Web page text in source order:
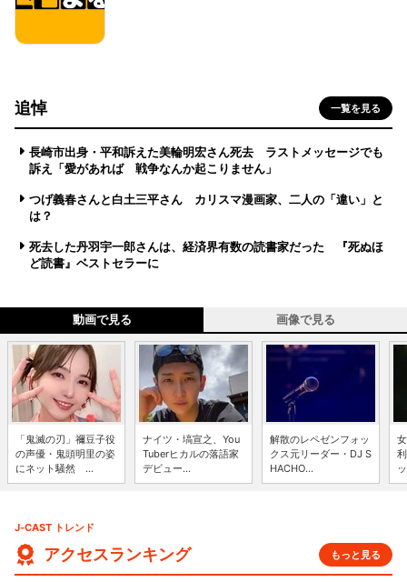
追悼 一覧を見る
長崎市出身・平和訴えた美輪明宏さん死去 ラストメッセージでも
訴え「愛があれば 戦争なんか起こりません」
つげ義春さんと白土三平さん カリスマ漫画家、二人の「違い」と
は？
死去した丹羽宇一郎さんは、経済界有数の読書家だった 『死ぬほ
ど読書』ベストセラーに
動画で見る 画像で見る
「鬼滅の刃」禰豆子役
の声優・鬼頭明里の姿
にネット騒然 ...
ナイツ・塙宣之、You
Tuberヒカルの落語家
デビュー...
解散のレペゼンフォッ
クス元リーダー・DJ S
HACHO...
J-CAST トレンド
アクセスランキング もっと見る